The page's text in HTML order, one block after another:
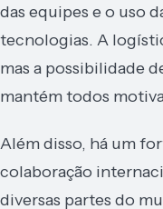
das equipes e o uso
tecnologias. A
mas a possibilidade
mantém todos
Além disso, há um
colaboração
diversas partes do